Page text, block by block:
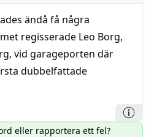
ändå få några
regisserade Leo Borg,
vid garageporten där
dubbelfattade
eller rapportera ett fel?